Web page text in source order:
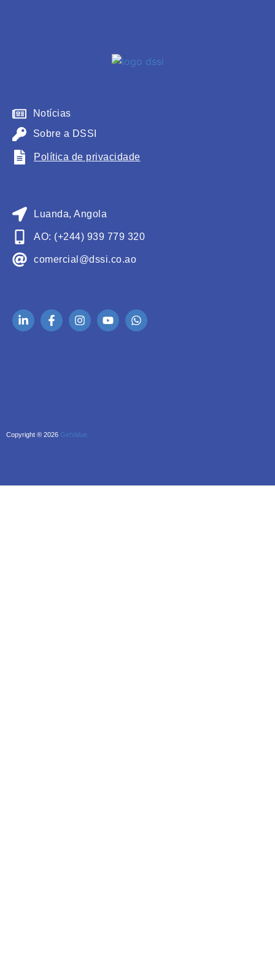
Notícias
Sobre a DSSI
Política de privacidade
Luanda, Angola
AO: (+244) 939 779 320
comercial@dssi.co.ao
Copyright ® 2026 GetValue